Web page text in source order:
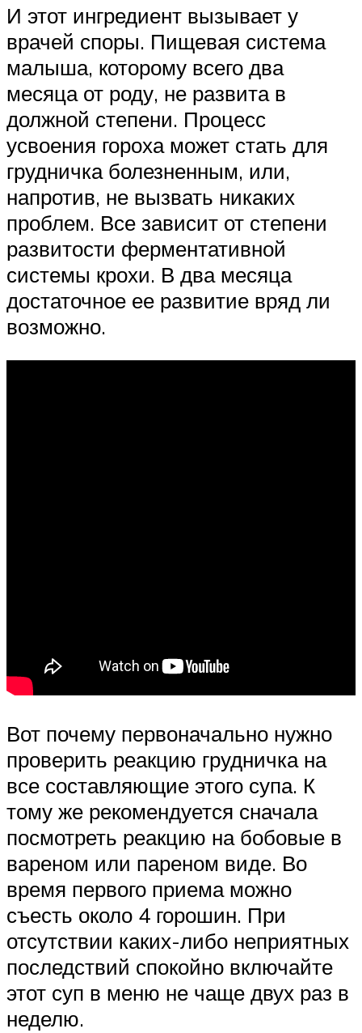
И этот ингредиент вызывает у
врачей споры. Пищевая система
малыша, которому всего два
месяца от роду, не развита в
должной степени. Процесс
усвоения гороха может стать для
грудничка болезненным, или,
напротив, не вызвать никаких
проблем. Все зависит от степени
развитости ферментативной
системы крохи. В два месяца
достаточное ее развитие вряд ли
возможно.
Вот почему первоначально нужно
проверить реакцию грудничка на
все составляющие этого супа. К
тому же рекомендуется сначала
посмотреть реакцию на бобовые в
вареном или пареном виде. Во
время первого приема можно
съесть около 4 горошин. При
отсутствии каких-либо неприятных
последствий спокойно включайте
этот суп в меню не чаще двух раз в
неделю.